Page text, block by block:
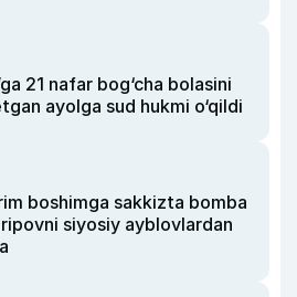
21 nafar bog‘cha bolasini
ayolga sud hukmi o‘qildi
boshimga sakkizta bomba
siyosiy ayblovlardan